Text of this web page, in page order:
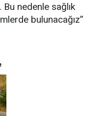
Bu nedenle sağlık
bulunacağız”